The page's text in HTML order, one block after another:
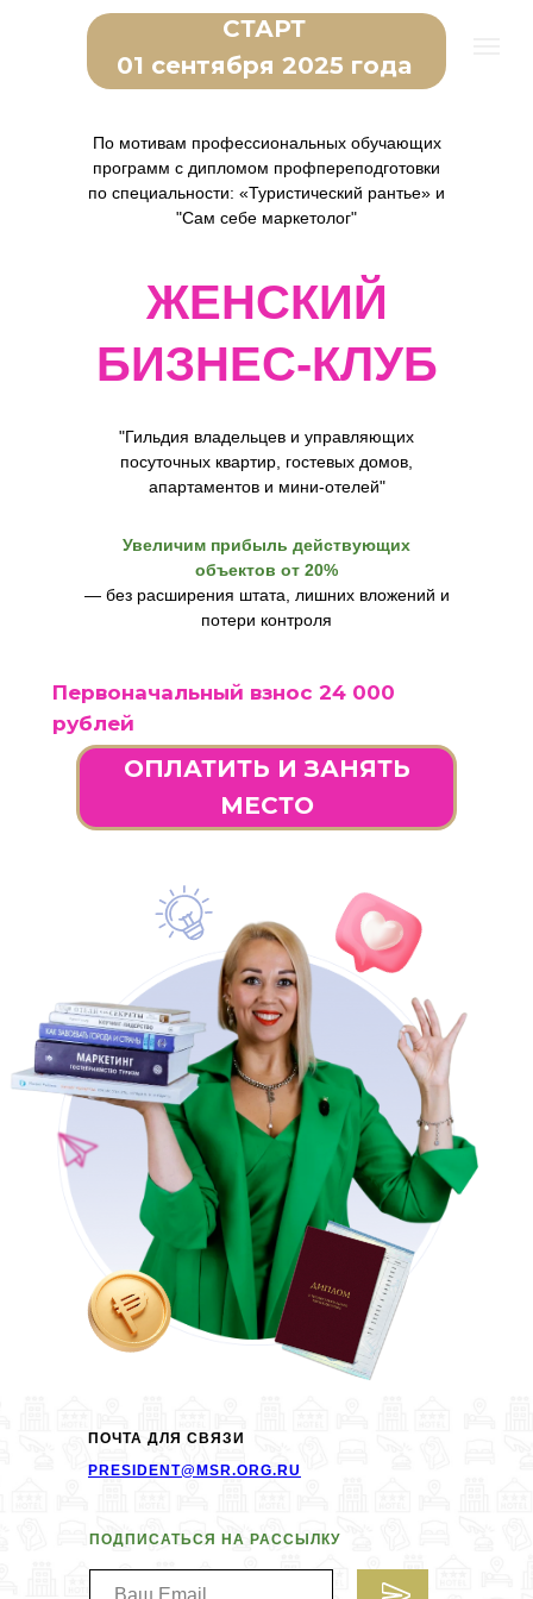
Увеличим прибыль действующих
объектов от 20%
— без расширения штата, лишних вложений и
потери контроля
По мотивам профессиональных обучающих
программ с дипломом профпереподготовки
по специальности: «Туристический рантье» и
"Сам себе маркетолог"
"Гильдия владельцев и управляющих
посуточных квартир, гостевых домов,
апартаментов и мини-отелей"
ЖЕНСКИЙ
БИЗНЕС-КЛУБ
ОПЛАТИТЬ И ЗАНЯТЬ
МЕСТО
Первоначальный взнос 24 000
рублей
СТАРТ
01 сентября 2025 года
ПОЧТА ДЛЯ СВЯЗИ
ПОДПИСАТЬСЯ НА РАССЫЛКУ
PRESIDENT@MSR.ORG.RU